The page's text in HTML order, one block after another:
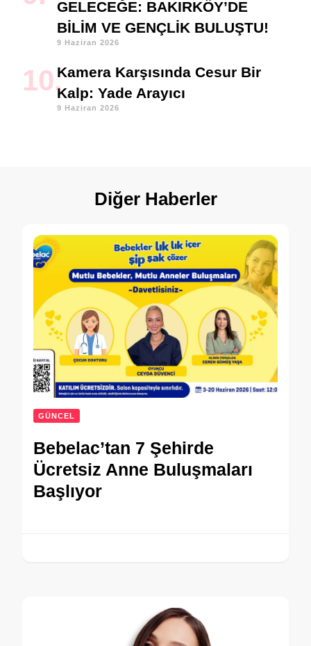
GELECEĞE: BAKIRKÖY’DE
BİLİM VE GENÇLİK BULUŞTU!
9 Haziran 2026
Kamera Karşısında Cesur Bir
Kalp: Yade Arayıcı
9 Haziran 2026
Diğer Haberler
GÜNCEL
Bebelac’tan 7 Şehirde
Ücretsiz Anne Buluşmaları
Başlıyor